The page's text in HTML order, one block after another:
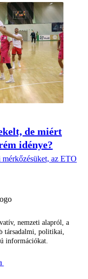
de miért
idénye?
az ETO
nemzeti alapról, a
társadalmi, politikai,
információkat.